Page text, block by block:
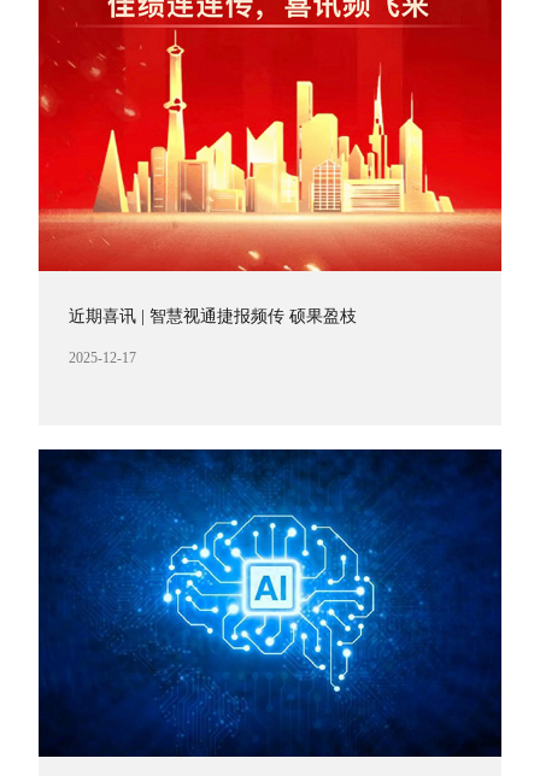
近期喜讯 | 智慧视通捷报频传 硕果盈枝
2025-12-17